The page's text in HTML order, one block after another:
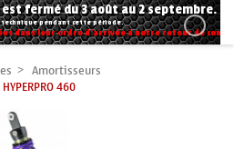
fermé du 3 août au 2 septembre.
pendant cette période.
dans leur ordre d'arrivée à notre retour de
Amortisseurs
HYPERPRO 460